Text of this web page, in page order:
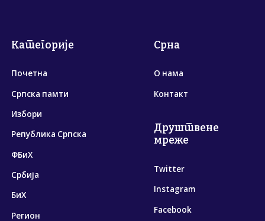
Категорије
Почетна
Српска памти
Избори
Република Српска
ФБиХ
Србија
БиХ
Регион
Срна
О нама
Контакт
Друштвене
мреже
Twitter
Instagram
Facebook